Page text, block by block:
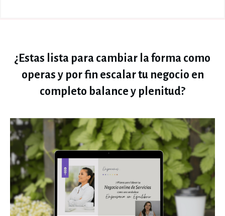
¿Estas lista para cambiar la forma como
operas y por fin escalar tu negocio en
completo balance y plenitud?